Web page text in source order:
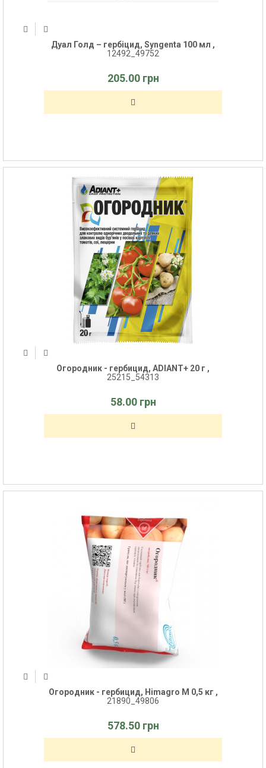
Дуал Голд – гербіцид, Syngenta 100 мл ,
12492_49752
205.00 грн
Огородник - гербицид, ADIANT+ 20 г ,
25215_54313
58.00 грн
Огородник - гербицид, Himagro M 0,5 кг ,
21890_49806
578.50 грн